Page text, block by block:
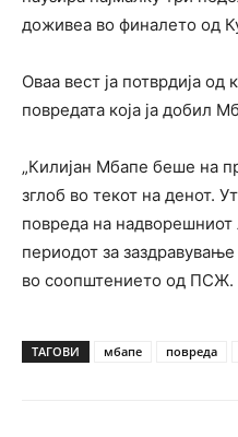
доживеа во финалето од
Оваа вест ја потврдија од
повредата која ја добил
„Килијан Мбапе беше на
зглоб во текот на денот.
повреда на
периодот за
во соопштението од ПСЖ.
ТАГОВИ мбапе повреда